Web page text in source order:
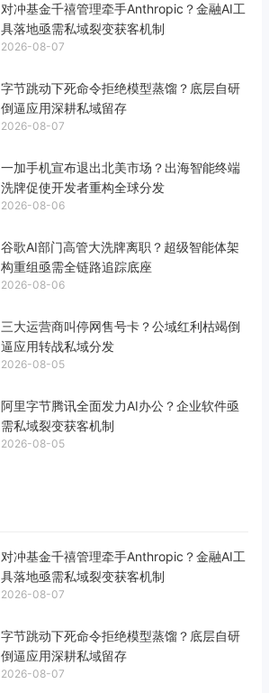
对冲基金千禧管理牵手Anthropic？金融AI工
具落地亟需私域裂变获客机制
2026-08-07
字节跳动下死命令拒绝模型蒸馏？底层自研
倒逼应用深耕私域留存
2026-08-07
一加手机宣布退出北美市场？出海智能终端
洗牌促使开发者重构全球分发
2026-08-06
谷歌AI部门高管大洗牌离职？超级智能体架
构重组亟需全链路追踪底座
2026-08-06
三大运营商叫停网售号卡？公域红利枯竭倒
逼应用转战私域分发
2026-08-05
阿里字节腾讯全面发力AI办公？企业软件亟
需私域裂变获客机制
2026-08-05
对冲基金千禧管理牵手Anthropic？金融AI工
具落地亟需私域裂变获客机制
2026-08-07
字节跳动下死命令拒绝模型蒸馏？底层自研
倒逼应用深耕私域留存
2026-08-07